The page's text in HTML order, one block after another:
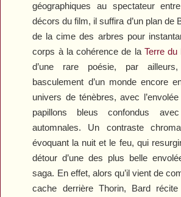
géographiques au spectateur
décors du film, il suffira d’un plan de
de la cime des arbres pour
corps à la cohérence de la Terre du
d’une rare poésie, par
basculement d’un monde encore
univers de ténèbres, avec l’envolée
papillons bleus confondus
automnales. Un contraste
évoquant la nuit et le feu, qui
détour d’une des plus belle
saga. En effet, alors qu’il vient de
cache derrière Thorin, Bard